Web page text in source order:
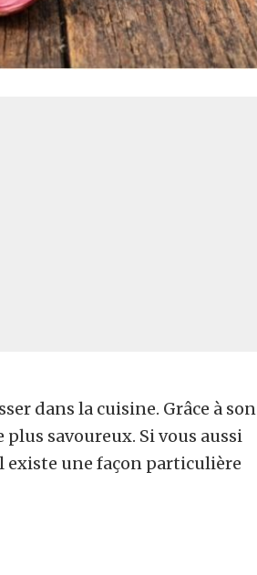
dans la cuisine. Grâce à son
savoureux. Si vous aussi
existe une façon particulière